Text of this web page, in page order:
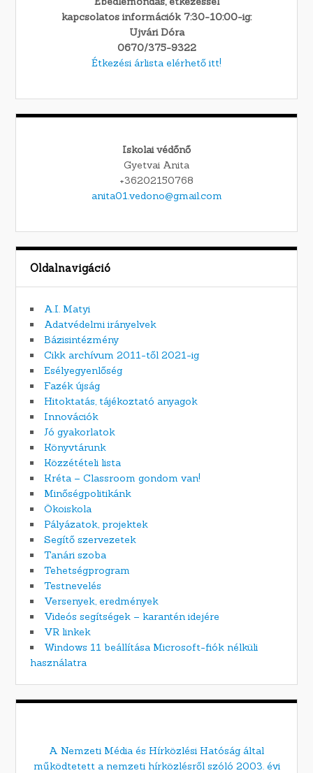
kapcsolatos információk 7:30-10:00-ig:
Ujvári Dóra
0670/375-9322
Étkezési árlista elérhető itt!
Iskolai védőnő
Gyetvai Anita
+36202150768
anita01.vedono@gmail.com
Oldalnavigáció
A.I. Matyi
Adatvédelmi irányelvek
Bázisintézmény
Cikk archívum 2011-től 2021-ig
Esélyegyenlőség
Fazék újság
Hitoktatás, tájékoztató anyagok
Innovációk
Jó gyakorlatok
Könyvtárunk
Közzétételi lista
Kréta – Classroom gondom van!
Minőségpolitikánk
Ökoiskola
Pályázatok, projektek
Segítő szervezetek
Tanári szoba
Tehetségprogram
Testnevelés
Versenyek, eredmények
Videós segítségek – karantén idejére
VR linkek
Windows 11 beállítása Microsoft-fiók nélküli
használatra
A Nemzeti Média és Hírközlési Hatóság által
működtetett a nemzeti hírközlésről szóló 2003. évi